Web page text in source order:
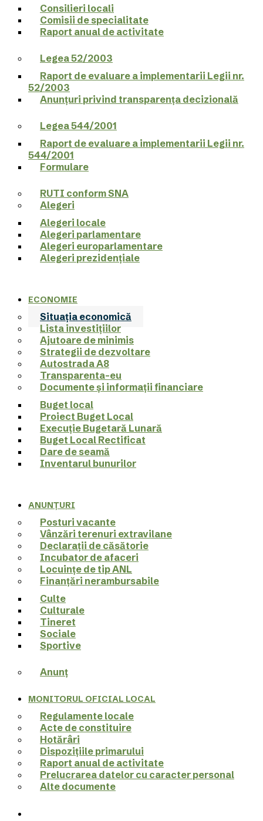
Consilieri locali
Comisii de specialitate
Raport anual de activitate
Legea 52/2003
Raport de evaluare a implementarii Legii nr.
52/2003
Anunțuri privind transparența decizională
Legea 544/2001
Raport de evaluare a implementarii Legii nr.
544/2001
Formulare
RUTI conform SNA
Alegeri
Alegeri locale
Alegeri parlamentare
Alegeri europarlamentare
Alegeri prezidențiale
ECONOMIE
Situația economică
Lista investițiilor
Ajutoare de minimis
Strategii de dezvoltare
Autostrada A8
Transparenta-eu
Documente şi informaţii financiare
Buget local
Proiect Buget Local
Execuție Bugetară Lunară
Buget Local Rectificat
Dare de seamă
Inventarul bunurilor
ANUNȚURI
Posturi vacante
Vânzări terenuri extravilane
Declarații de căsătorie
Incubator de afaceri
Locuințe de tip ANL
Finanțări nerambursabile
Culte
Culturale
Tineret
Sociale
Sportive
Anunț
MONITORUL OFICIAL LOCAL
Regulamente locale
Acte de constituire
Hotărâri
Dispozițiile primarului
Raport anual de activitate
Prelucrarea datelor cu caracter personal
Alte documente